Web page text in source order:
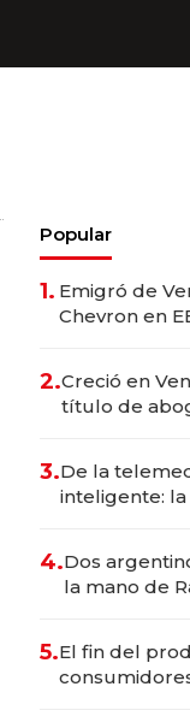
Popular
1. Emigró de
Chevron en
2.Creció en
título de
3.De la
inteligente:
4.Dos
la mano de
5.El fin del